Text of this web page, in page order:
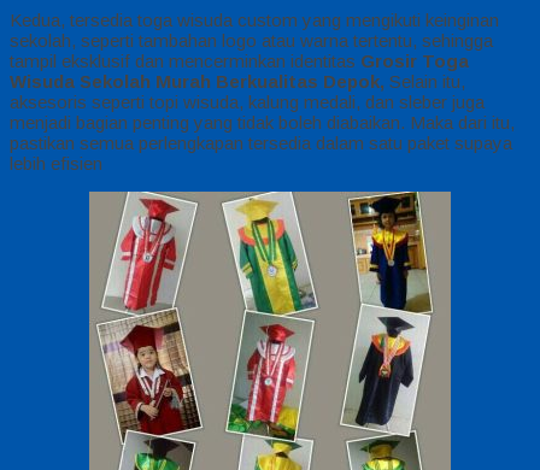
Kedua, tersedia toga wisuda custom yang mengikuti keinginan
sekolah, seperti tambahan logo atau warna tertentu, sehingga
tampil eksklusif dan mencerminkan identitas Grosir Toga
Wisuda Sekolah Murah Berkualitas Depok, Selain itu,
aksesoris seperti topi wisuda, kalung medali, dan sleber juga
menjadi bagian penting yang tidak boleh diabaikan. Maka dari itu,
pastikan semua perlengkapan tersedia dalam satu paket supaya
lebih efisien